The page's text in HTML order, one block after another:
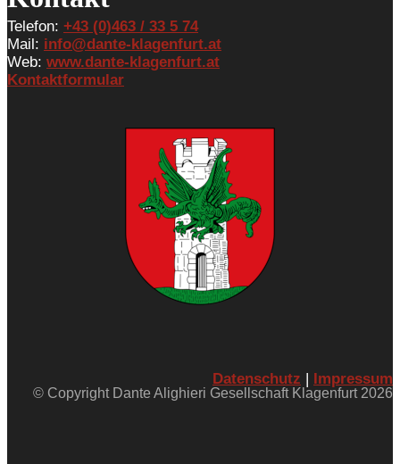
Telefon: +43 (0)463 / 33 5 74
Mail: info@dante-klagenfurt.at
Web: www.dante-klagenfurt.at
Kontaktformular
Datenschutz Impressum
© Copyright Dante Alighieri Gesellschaft Klagenfurt 2026